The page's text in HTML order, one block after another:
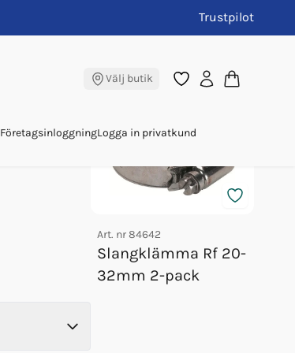
Trustpilot
Välj butik
FöretagsinloggningLogga in privatkund
Art. nr84642
Slangklämma Rf 20-
32mm 2-pack